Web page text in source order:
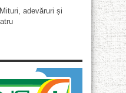
adevăruri și